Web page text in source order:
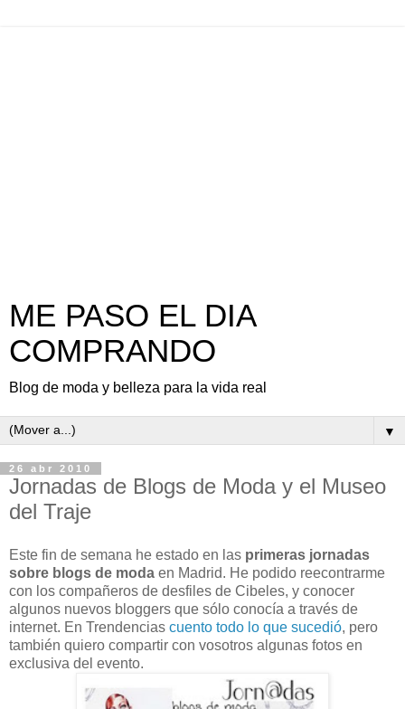
ME PASO EL DIA
COMPRANDO
Blog de moda y belleza para la vida real
▼
26 abr 2010
Jornadas de Blogs de Moda y el Museo
del Traje
Este fin de semana he estado en las primeras jornadas
sobre blogs de moda en Madrid. He podido reecontrarme
con los compañeros de desfiles de Cibeles, y conocer
algunos nuevos bloggers que sólo conocía a través de
internet. En Trendencias cuento todo lo que sucedió, pero
también quiero compartir con vosotros algunas fotos en
exclusiva del evento.